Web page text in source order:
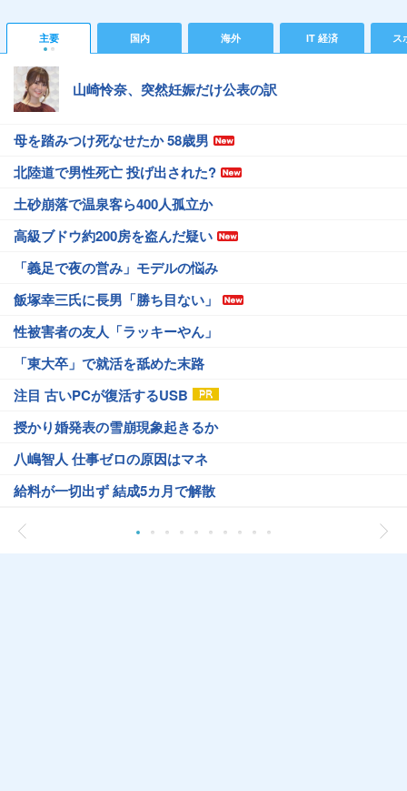
主要 国内 海外 IT 経済 ス
山崎怜奈、突然妊娠だけ公表の訳
母を踏みつけ死なせたか 58歳男
北陸道で男性死亡 投げ出された?
土砂崩落で温泉客ら400人孤立か
高級ブドウ約200房を盗んだ疑い
「義足で夜の営み」モデルの悩み
飯塚幸三氏に長男「勝ち目ない」
性被害者の友人「ラッキーやん」
「東大卒」で就活を舐めた末路
注目 古いPCが復活するUSB
授かり婚発表の雪崩現象起きるか
八嶋智人 仕事ゼロの原因はマネ
給料が一切出ず 結成5カ月で解散